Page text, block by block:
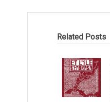
Related Posts